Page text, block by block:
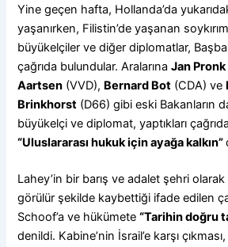
Yine geçen hafta, Hollanda’da
yaşanırken, Filistin’de yaşanan
büyükelçiler ve diğer diplomatlar,
çağrıda bulundular. AralarınaJan Pronk
Aartsen (VVD), Bernard Bot (CDA) ve
Brinkhorst (D66) gibi eski Bakanların
büyükelçi ve diplomat, yaptıkları
“Uluslararası hukuk için ayağa kalkın”
Lahey’in bir barış ve adalet şehri
görülür şekilde kaybettiği ifade edilen
Schoof’a ve hükümete“Tarihin doğru
denildi. Kabine’nin İsrail’e karşı